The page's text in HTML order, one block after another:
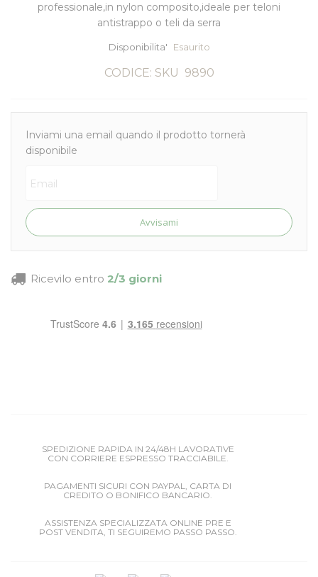
professionale,in nylon composito,ideale per teloni
antistrappo o teli da serra
Disponibilita' Esaurito
CODICE: SKU 9890
Inviami una email quando il prodotto tornerà
disponibile
Avvisami
Ricevilo entro 2/3 giorni
SPEDIZIONE RAPIDA IN 24/48H LAVORATIVE
CON CORRIERE ESPRESSO TRACCIABILE.
PAGAMENTI SICURI CON PAYPAL, CARTA DI
CREDITO O BONIFICO BANCARIO.
ASSISTENZA SPECIALIZZATA ONLINE PRE E
POST VENDITA, TI SEGUIREMO PASSO PASSO.